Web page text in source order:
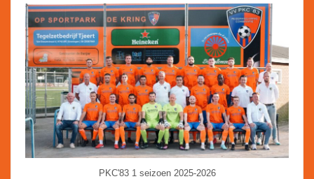
PKC'83 1 seizoen 2025-2026